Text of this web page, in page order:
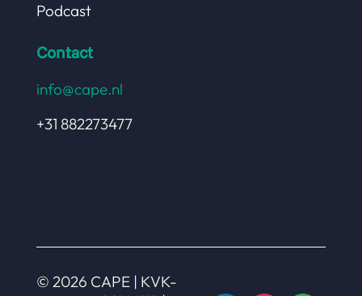
Podcast
Contact
info@cape.nl
+31 882273477
© 2026 CAPE | KVK-